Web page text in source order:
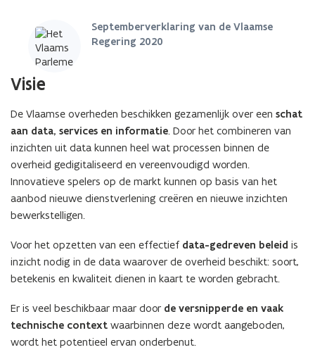
Septemberverklaring van de Vlaamse
Regering 2020
Visie
De Vlaamse overheden beschikken gezamenlijk over een schat
aan data, services en informatie. Door het combineren van
inzichten uit data kunnen heel wat processen binnen de
overheid gedigitaliseerd en vereenvoudigd worden.
Innovatieve spelers op de markt kunnen op basis van het
aanbod nieuwe dienstverlening creëren en nieuwe inzichten
bewerkstelligen.
Voor het opzetten van een effectief data-gedreven beleid is
inzicht nodig in de data waarover de overheid beschikt: soort,
betekenis en kwaliteit dienen in kaart te worden gebracht.
Er is veel beschikbaar maar door de versnipperde en vaak
technische context waarbinnen deze wordt aangeboden,
wordt het potentieel ervan onderbenut.